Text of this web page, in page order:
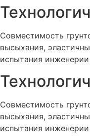
Совместимость
высыхания,
испытания
Совместимость
высыхания,
испытания